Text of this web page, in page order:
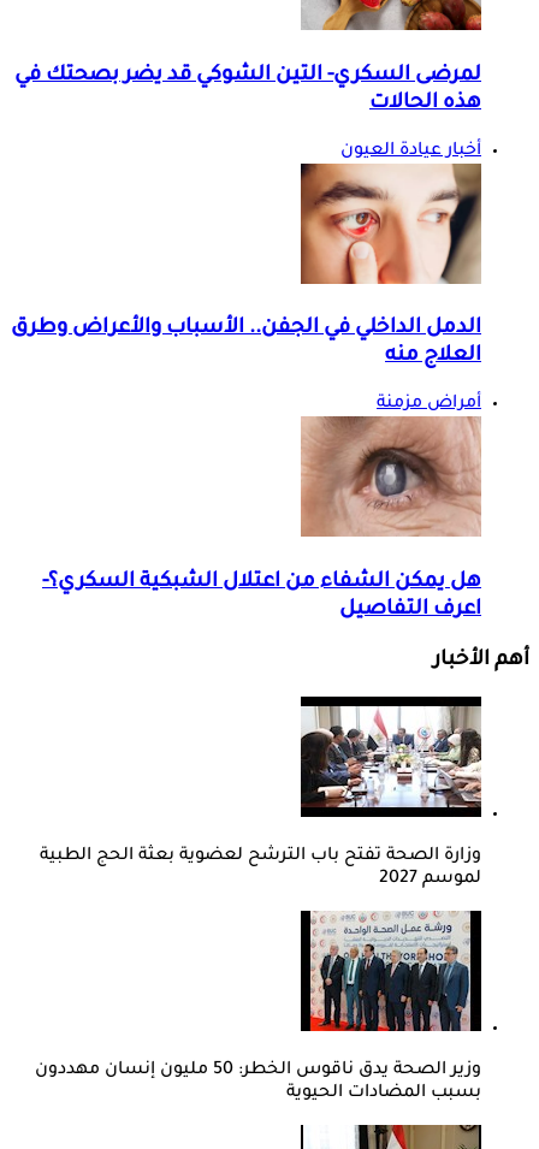
لمرضى السكري- التين الشوكي قد يضر بصحتك في
هذه الحالات
أخبار عيادة العيون
الدمل الداخلي في الجفن.. الأسباب والأعراض وطرق
العلاج منه
أمراض مزمنة
هل يمكن الشفاء من اعتلال الشبكية السكري؟-
اعرف التفاصيل
أهم الأخبار
وزارة الصحة تفتح باب الترشح لعضوية بعثة الحج الطبية
لموسم 2027
وزير الصحة يدق ناقوس الخطر: 50 مليون إنسان مهددون
بسبب المضادات الحيوية